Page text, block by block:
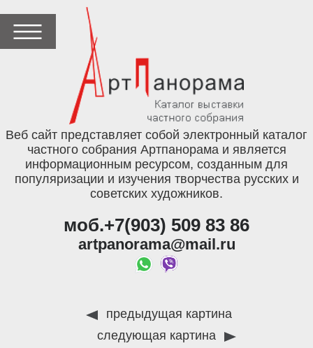
Веб сайт представляет собой электронный каталог
частного собрания Артпанорама и является
информационным ресурсом, созданным для
популяризации и изучения творчества русских и
советских художников.
моб.+7(903) 509 83 86
artpanorama@mail.ru
предыдущая картина
следующая картина